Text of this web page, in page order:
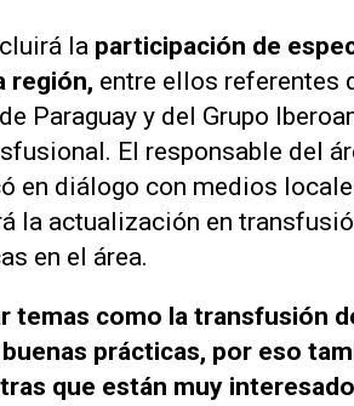
la participación de
región, entre ellos referentes
Paraguay y del Grupo
El responsable del
en diálogo con medios
la actualización en
en el área.
temas como la transfusión
prácticas, por eso
que están muy